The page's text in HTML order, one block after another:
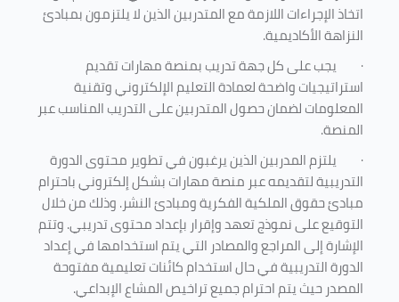
اتخاذ الإجراءات اللازمة مع المتدربين الذين لا يلتزمون بمبادئ
النزاهة الأكاديمية.
· يجب على كل جهة تدريب بمنصة مهارات تقديم
استراتيجيات واضحة لعمادة التعليم الإلكتروني وتقنية
المعلومات لضمان حصول المتدربين على التدريب المناسب عبر
المنصة.
· يلتزم المدربين الذين يرغبون في تطوير محتوى الدورة
التدريبية لتقديمه عبر منصة مهارات بشكل إلكتروني باحترام
مبادئ حقوق الملكية الفكرية ومبادئ النشر. وذلك من خلال
التوقيع على نموذج تعهد وإقرار بإعداد محتوى تدريبي. وتتم
الإشارة إلى المراجع والمصادر التي يتم استخدامها في إعداد
الدورة التدريبية في حال استخدام كائنات تعليمية مفتوحة
المصدر حيث يتم احترام جميع تراخيص المشاع الإبداعي.